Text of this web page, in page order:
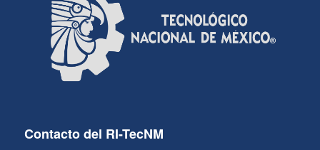
Contacto del RI-TecNM